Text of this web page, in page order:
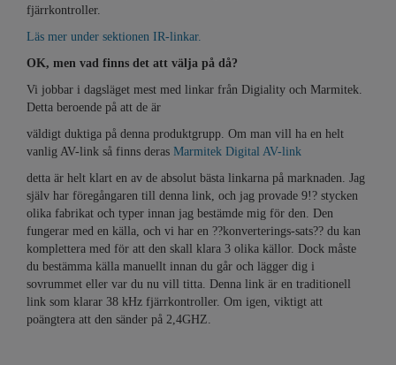
fjärrkontroller.
Läs mer under sektionen IR-linkar.
OK, men vad finns det att välja på då?
Vi jobbar i dagsläget mest med linkar från Digiality och Marmitek.
Detta beroende på att de är
väldigt duktiga på denna produktgrupp. Om man vill ha en helt
vanlig AV-link så finns deras Marmitek Digital AV-link
detta är helt klart en av de absolut bästa linkarna på marknaden. Jag
själv har föregångaren till denna link, och jag provade 9!? stycken
olika fabrikat och typer innan jag bestämde mig för den. Den
fungerar med en källa, och vi har en ??konverterings-sats?? du kan
komplettera med för att den skall klara 3 olika källor. Dock måste
du bestämma källa manuellt innan du går och lägger dig i
sovrummet eller var du nu vill titta. Denna link är en traditionell
link som klarar 38 kHz fjärrkontroller. Om igen, viktigt att
poängtera att den sänder på 2,4GHZ.